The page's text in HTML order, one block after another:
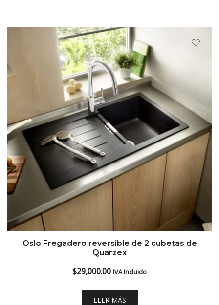
high
low
Oslo Fregadero reversible de 2 cubetas de
Quarzex
$29,000.00 IVA Incluido
LEER MÁS